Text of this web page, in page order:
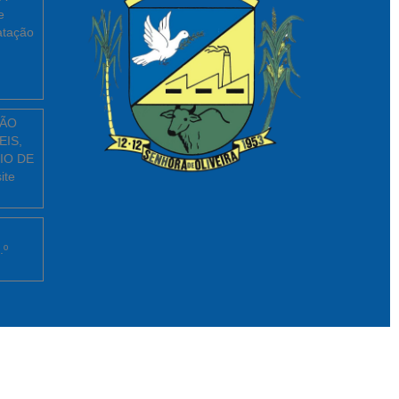
DE